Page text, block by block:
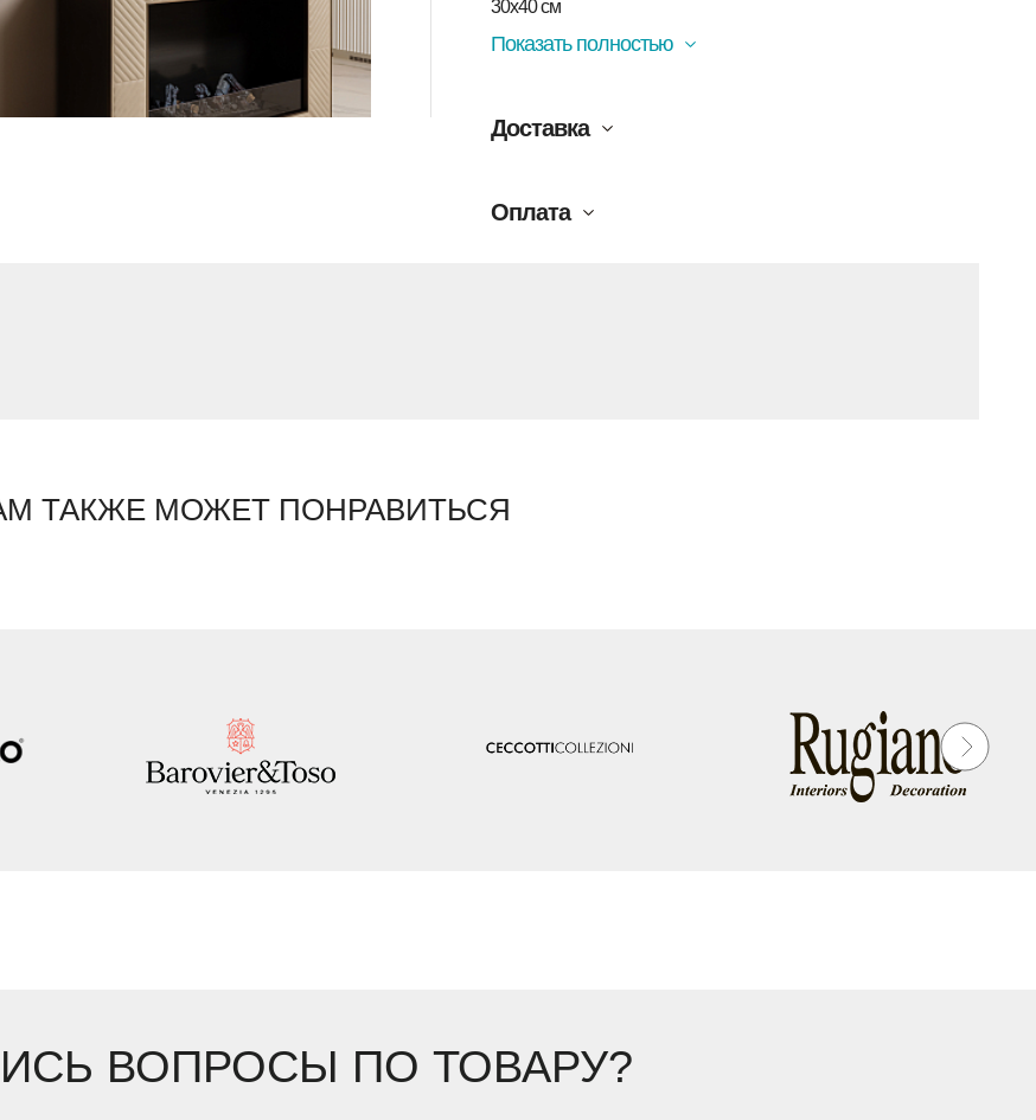
30х40 см
Показать полностью
Доставка
Оплата
ТАКЖЕ МОЖЕТ ПОНРАВИТЬСЯ
ВОПРОСЫ ПО ТОВАРУ?